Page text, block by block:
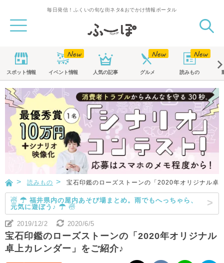
毎日発信！ふくいの旬な街ネタ&おでかけ情報ポータル
スポット情報 イベント情報 人気の記事 グルメ 読みもの
読みもの 宝石印鑑のローズストーンの「2020年オリジナル卓
☃ ☂ 福井県内の屋内あそび場まとめ。雨でもへっちゃら、
元気に遊ぼう♪ ☂ ☃
2019/12/2 2020/6/5
宝石印鑑のローズストーンの「2020年オリジナル
卓上カレンダー」をご紹介♪